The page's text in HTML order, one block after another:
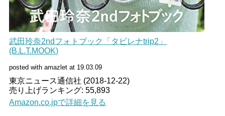
武田玲奈2ndフォトブック「タビレナtrip2」
(B.L.T.MOOK)
posted with amazlet at 19.03.09
東京ニュース通信社 (2018-12-22)
売り上げランキング: 55,893
Amazon.co.jpで詳細を見る